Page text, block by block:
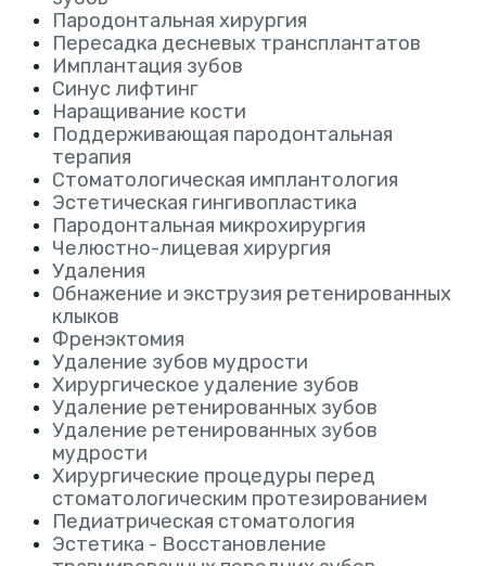
Пародонтальная хирургия
Пересадка десневых трансплантатов
Имплантация зубов
Синус лифтинг
Наращивание кости
Поддерживающая пародонтальная
терапия
Стоматологическая имплантология
Эстетическая гингивопластика
Пародонтальная микрохирургия
Челюстно-лицевая хирургия
Удаления
Обнажение и экструзия ретенированных
клыков
Френэктомия
Удаление зубов мудрости
Хирургическое удаление зубов
Удаление ретенированных зубов
Удаление ретенированных зубов
мудрости
Хирургические процедуры перед
стоматологическим протезированием
Педиатрическая стоматология
Эстетика - Восстановление